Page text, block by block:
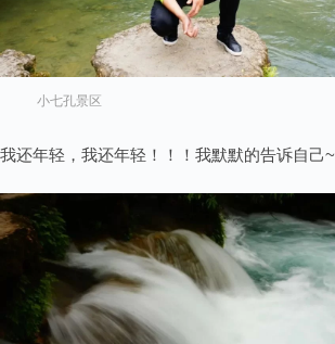
小七孔景区
我还年轻，我还年轻！！！我默默的告诉自己~